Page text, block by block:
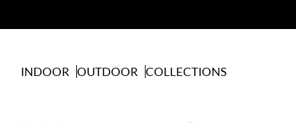
INDOOR OUTDOOR COLLECTIONS